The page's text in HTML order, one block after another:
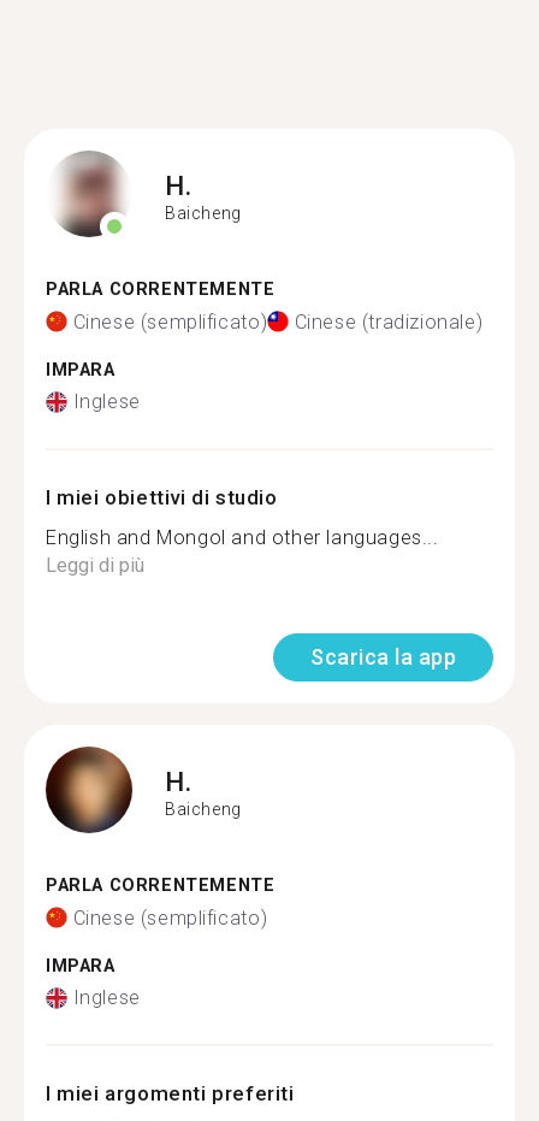
H.
Baicheng
PARLA CORRENTEMENTE
Cinese (semplificato) Cinese (tradizionale)
IMPARA
Inglese
I miei obiettivi di studio
English and Mongol and other languages...
Leggi di più
Scarica la app
H.
Baicheng
PARLA CORRENTEMENTE
Cinese (semplificato)
IMPARA
Inglese
I miei argomenti preferiti